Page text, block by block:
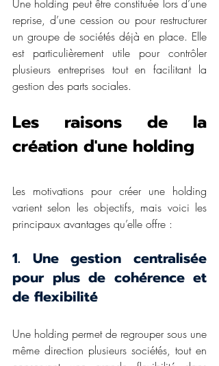
Une holding peut être constituée lors d’une
reprise, d’une cession ou pour restructurer
un groupe de sociétés déjà en place. Elle
est particulièrement utile pour contrôler
plusieurs entreprises tout en facilitant la
gestion des parts sociales.
Les raisons de la
création d'une holding
Les motivations pour créer une holding
varient selon les objectifs, mais voici les
principaux avantages qu’elle offre :
1. Une gestion centralisée
pour plus de cohérence et
de flexibilité
Une holding permet de regrouper sous une
même direction plusieurs sociétés, tout en